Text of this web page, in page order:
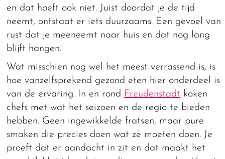
en dat hoeft ook niet. Juist doordat je de tijd
neemt, ontstaat er iets duurzaams. Een gevoel van
rust dat je meeneemt naar huis en dat nog lang
blijft hangen.
Wat misschien nog wel het meest verrassend is, is
hoe vanzelfsprekend gezond eten hier onderdeel is
van de ervaring. In en rond Freudenstadt koken
chefs met wat het seizoen en de regio te bieden
hebben. Geen ingewikkelde fratsen, maar pure
smaken die precies doen wat ze moeten doen. Je
proeft dat er aandacht in zit en dat maakt het